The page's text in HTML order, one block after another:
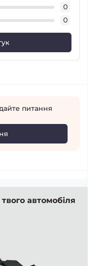
0
0
питання
автомобіля